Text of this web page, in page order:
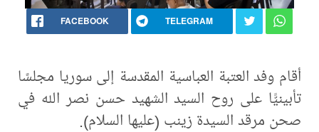
FACEBOOK TELEGRAM
أقام وفد العتبة العباسية المقدسة إلى سوريا مجلسًا
تأبينيًّا على روح السيد الشهيد حسن نصر الله في
صحن مرقد السيدة زينب (عليها السلام).